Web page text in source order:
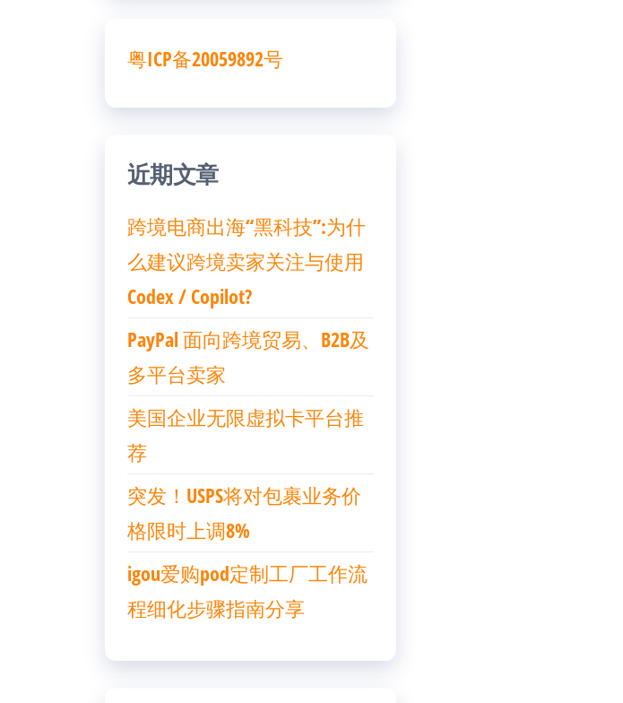
粤ICP备20059892号
近期文章
跨境电商出海“黑科技”:为什
么建议跨境卖家关注与使用
Codex / Copilot?
PayPal 面向跨境贸易、B2B及
多平台卖家
美国企业无限虚拟卡平台推
荐
突发！USPS将对包裹业务价
格限时上调8%
igou爱购pod定制工厂工作流
程细化步骤指南分享